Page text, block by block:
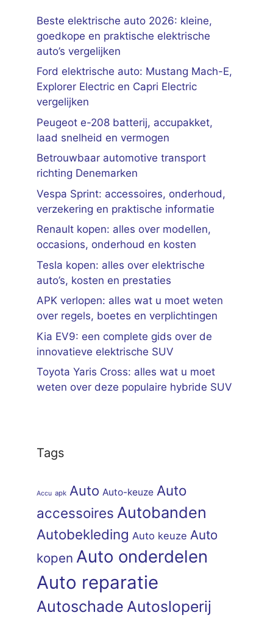
Beste elektrische auto 2026: kleine,
goedkope en praktische elektrische
auto’s vergelijken
Ford elektrische auto: Mustang Mach-E,
Explorer Electric en Capri Electric
vergelijken
Peugeot e-208 batterij, accupakket,
laad snelheid en vermogen
Betrouwbaar automotive transport
richting Denemarken
Vespa Sprint: accessoires, onderhoud,
verzekering en praktische informatie
Renault kopen: alles over modellen,
occasions, onderhoud en kosten
Tesla kopen: alles over elektrische
auto’s, kosten en prestaties
APK verlopen: alles wat u moet weten
over regels, boetes en verplichtingen
Kia EV9: een complete gids over de
innovatieve elektrische SUV
Toyota Yaris Cross: alles wat u moet
weten over deze populaire hybride SUV
Tags
Accu apk Auto Auto-keuze Auto
accessoires Autobanden
Autobekleding Auto keuze Auto
kopen Auto onderdelen
Auto reparatie
Autoschade Autosloperij